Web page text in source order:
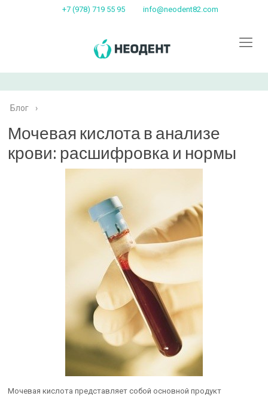
+7 (978) 719 55 95 info@neodent82.com
Блог ›
Мочевая кислота в анализе
крови: расшифровка и нормы
Мочевая кислота представляет собой основной продукт